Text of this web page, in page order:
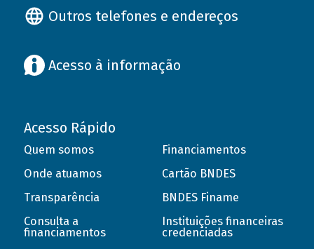
Outros telefones e endereços
Acesso à informação
Acesso Rápido
Quem somos
Onde atuamos
Transparência
Consulta a
financiamentos
Financiamentos
Cartão BNDES
BNDES Finame
Instituições financeiras
credenciadas